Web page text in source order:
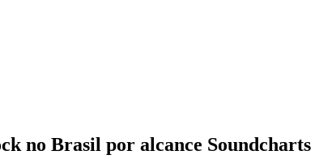
no Brasil por alcance Soundcharts